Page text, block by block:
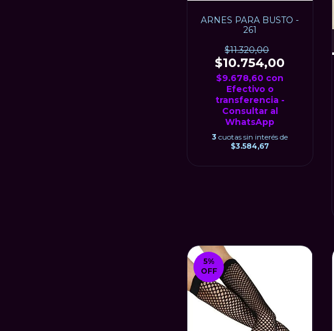
ARNES PARA BUSTO -
261
$11.320,00
$10.754,00
$9.678,60 con
Efectivo o
transferencia -
Consultar al
WhatsApp
3 cuotas sin interés de
$3.584,67
5%
OFF